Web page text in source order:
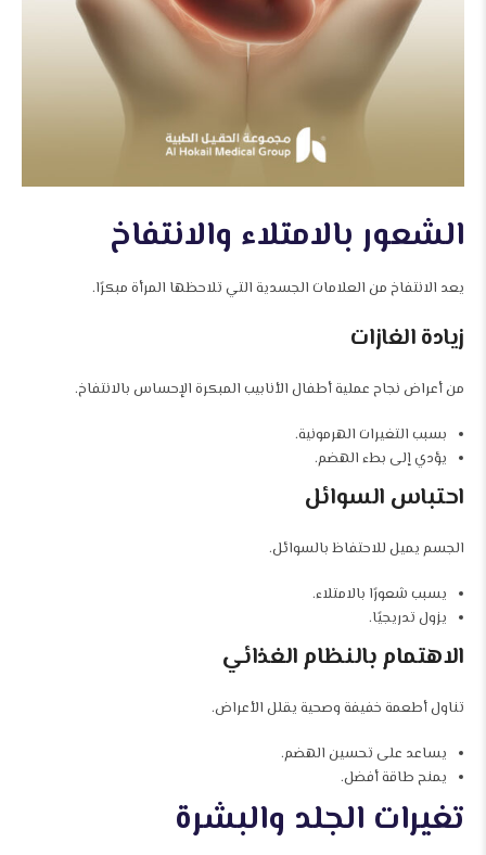
الشعور بالامتلاء والانتفاخ
يعد الانتفاخ من العلامات الجسدية التي تلاحظها المرأة مبكرًا.
زيادة الغازات
من أعراض نجاح عملية أطفال الأنابيب المبكرة الإحساس بالانتفاخ.
بسبب التغيرات الهرمونية.
يؤدي إلى بطء الهضم.
احتباس السوائل
الجسم يميل للاحتفاظ بالسوائل.
يسبب شعورًا بالامتلاء.
يزول تدريجيًا.
الاهتمام بالنظام الغذائي
تناول أطعمة خفيفة وصحية يقلل الأعراض.
يساعد على تحسين الهضم.
يمنح طاقة أفضل.
تغيرات الجلد والبشرة